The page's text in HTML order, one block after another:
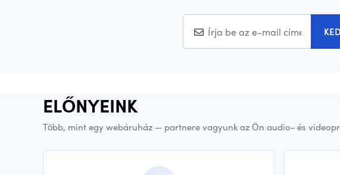
ELŐNYEINK
Több, mint egy webáruház — partnere vagyunk az Ön audio- és